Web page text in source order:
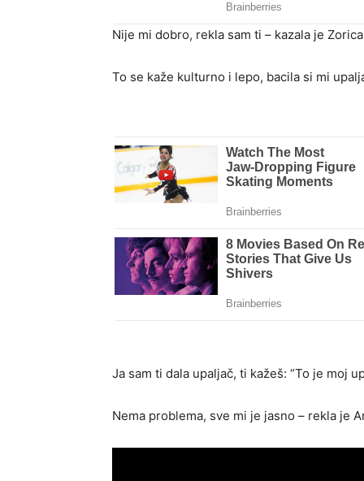
Nije mi dobro, rekla sam ti – kazala je
To se kaže kulturno i lepo, bacila si mi
Ja sam ti dala upaljač, ti kažeš: “To je moj
Nema problema, sve mi je jasno – rekla je